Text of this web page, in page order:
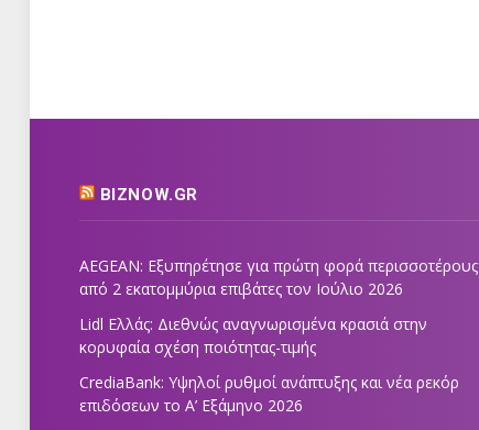
BIZNOW.GR
AEGEAN: Εξυπηρέτησε για πρώτη φορά περισσοτέρους
από 2 εκατομμύρια επιβάτες τον Ιούλιο 2026
Lidl Ελλάς: Διεθνώς αναγνωρισμένα κρασιά στην
κορυφαία σχέση ποιότητας-τιμής
CrediaBank: Υψηλοί ρυθμοί ανάπτυξης και νέα ρεκόρ
επιδόσεων το Α’ Εξάμηνο 2026